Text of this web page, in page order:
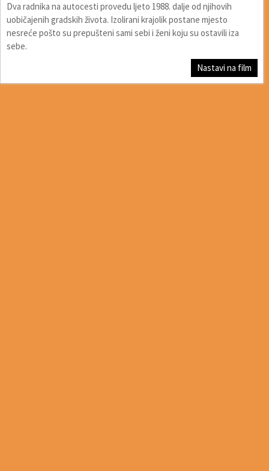
Dva radnika na autocesti provedu ljeto 1988. dalje od njihovih
uobičajenih gradskih života. Izolirani krajolik postane mjesto
nesreće pošto su prepušteni sami sebi i ženi koju su ostavili iza
sebe.
Nastavi na film